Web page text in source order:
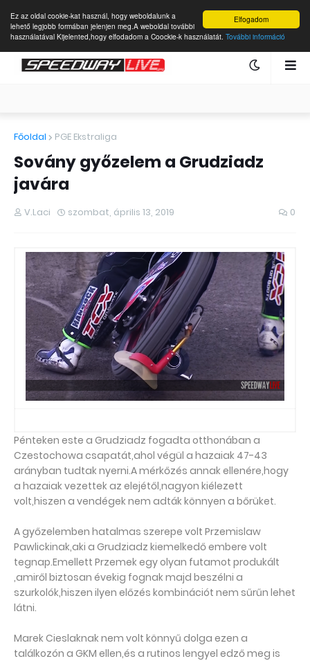
Elfogadom
Ez az oldal cookie-kat használ, hogy weboldalunk a
lehető legjobb formában jelenjen meg.A weboldal további
használatával Kijelented,hogy elfodadom a Coockie-k használatát. További információ
Főoldal PGE Ekstraliga
Sovány győzelem a Grudziadz
javára
V.Laci szombat, április 13, 2019 0
Pénteken este a Grudziadz fogadta otthonában a
Czestochowa csapatát,ahol végül a hazaiak 47-43
arányban tudtak nyerni.A mérkőzés annak ellenére,hogy
a hazaiak vezettek az elejétől,nagyon kiélezett
volt,hiszen a vendégek nem adták könnyen a bőrüket.
A győzelemben hatalmas szerepe volt Przemislaw
Pawlickinak,aki a Grudziadz kiemelkedő embere volt
tegnap.Emellett Przemek egy olyan futamot produkált
,amiről biztosan évekig fognak majd beszélni a
szurkolók,hiszen ilyen előzés kombinációt nem sűrűn lehet
látni.
Marek Cieslaknak nem volt könnyű dolga ezen a
találkozón a GKM ellen,és a rutinos lengyel edző meg is